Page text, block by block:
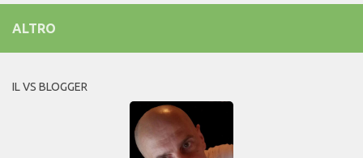
ALTRO
IL VS BLOGGER